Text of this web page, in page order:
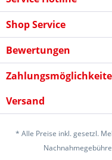
Shop Service
Bewertungen
Versand
* Alle Preise inkl. gesetzl.